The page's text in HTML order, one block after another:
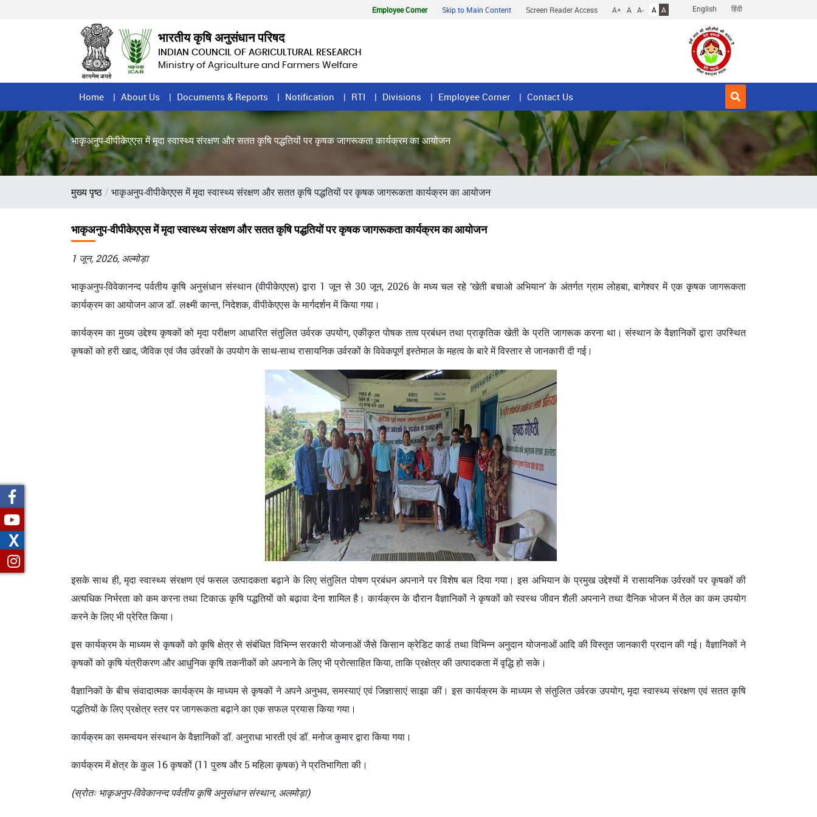
English हिंदी
Employee Corner Skip to Main Content Screen Reader Access A+ A A- A A
भारतीय कृषि अनुसंधान परिषद
INDIAN COUNCIL OF AGRICULTURAL RESEARCH
Ministry of Agriculture and Farmers Welfare
Home
Page
Menu
Home About Us Documents & Reports Notification RTI Divisions Employee Corner Contact Us
भाकृअनुप-वीपीकेएएस में मृदा स्वास्थ्य संरक्षण और सतत कृषि पद्धतियों पर कृषक जागरूकता कार्यक्रम का आयोजन
Breadcrumb
मुख्य पृष्ठ भाकृअनुप-वीपीकेएएस में मृदा स्वास्थ्य संरक्षण और सतत कृषि पद्धतियों पर कृषक जागरूकता कार्यक्रम का आयोजन
भाकृअनुप-वीपीकेएएस में मृदा स्वास्थ्य संरक्षण और सतत कृषि पद्धतियों पर कृषक जागरूकता कार्यक्रम का आयोजन
1 जून, 2026, अल्मोड़ा
भाकृअनुप-विवेकानन्‍द पर्वतीय कृषि अनुसंधान संस्‍थान (वीपीकेएएस) द्वारा 1 जून से 30 जून, 2026 के मध्‍य चल रहे ‘खेती बचाओ अभियान’ के अंतर्गत ग्राम लोहबा, बागेश्वर में एक कृषक जागरूकता
कार्यक्रम का आयोजन आज डॉ. लक्ष्‍मी कान्‍त, निदेशक, वीपीकेएएस के मार्गदर्शन में किया गया।
कार्यक्रम का मुख्य उद्देश्य कृषकों को मृदा परीक्षण आधारित संतुलित उर्वरक उपयोग, एकीकृत पोषक तत्व प्रबंधन तथा प्राकृतिक खेती के प्रति जागरूक करना था। संस्थान के वैज्ञानिकों द्वारा उपस्थित
कृषकों को हरी खाद, जैविक एवं जैव उर्वरकों के उपयोग के साथ-साथ रासायनिक उर्वरकों के विवेकपूर्ण इस्तेमाल के महत्व के बारे में विस्तार से जानकारी दी गई।
इसके साथ ही, मृदा स्वास्थ्य संरक्षण एवं फसल उत्पादकता बढ़ाने के लिए संतुलित पोषण प्रबंधन अपनाने पर विशेष बल दिया गया। इस अभियान के प्रमुख उद्देश्यों में रासायनिक उर्वरकों पर कृषकों की
अत्यधिक निर्भरता को कम करना तथा टिकाऊ कृषि पद्धतियों को बढ़ावा देना शामिल है। कार्यक्रम के दौरान वैज्ञानिकों ने कृषकों को स्वस्थ जीवन शैली अपनाने तथा दैनिक भोजन में तेल का कम उपयोग
करने के लिए भी प्रेरित किया।
इस कार्यक्रम के माध्यम से कृषकों को कृषि क्षेत्र से संबंधित विभिन्न सरकारी योजनाओं जैसे किसान क्रेडिट कार्ड तथा विभिन्न अनुदान योजनाओं आदि की विस्तृत जानकारी प्रदान की गई। वैज्ञानिकों ने
कृषकों को कृषि यंत्रीकरण और आधुनिक कृषि तकनीकों को अपनाने के लिए भी प्रोत्साहित किया, ताकि प्रक्षेत्र की उत्पादकता में वृद्धि हो सके।
वैज्ञानिकों के बीच संवादात्मक कार्यक्रम के माध्यम से कृषकों ने अपने अनुभव, समस्याएं एवं जिज्ञासाएं साझा कीं। इस कार्यक्रम के माध्यम से संतुलित उर्वरक उपयोग, मृदा स्वास्थ्य संरक्षण एवं सतत कृषि
पद्धतियों के लिए प्रक्षेत्र स्तर पर जागरूकता बढ़ाने का एक सफल प्रयास किया गया।
कार्यक्रम का समन्‍वयन संस्‍थान के वैज्ञानिकों डॉ. अनुराधा भारती एवं डॉ. मनोज कुमार द्वारा किया गया।
कार्यक्रम में क्षेत्र के कुल 16 कृषकों (11 पुरुष और 5 महिला कृषक) ने प्रतिभागिता की।
(स्रोतः भाकृअनुप-विवेकानन्‍द पर्वतीय कृषि अनुसंधान संस्‍थान, अलमोड़ा)
X